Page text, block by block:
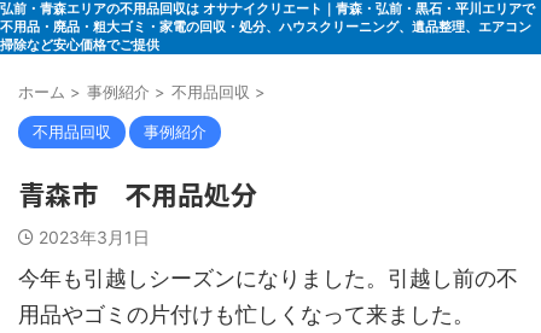
弘前・青森エリアの不用品回収は オサナイクリエート｜青森・弘前・黒石・平川エリアで
不用品・廃品・粗大ゴミ・家電の回収・処分、ハウスクリーニング、遺品整理、エアコン
掃除など安心価格でご提供
ホーム > 事例紹介 > 不用品回収 >
不用品回収 事例紹介
青森市 不用品処分
2023年3月1日
今年も引越しシーズンになりました。引越し前の不
用品やゴミの片付けも忙しくなって来ました。